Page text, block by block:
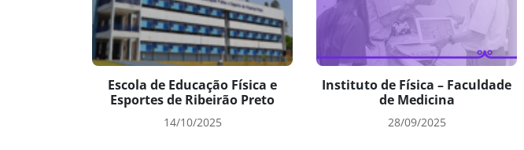
Escola de Educação Física e
Esportes de Ribeirão Preto
14/10/2025
Instituto de Física – Faculdade
de Medicina
28/09/2025